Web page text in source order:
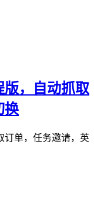
版，自动抓取
换
订单，任务邀请，英